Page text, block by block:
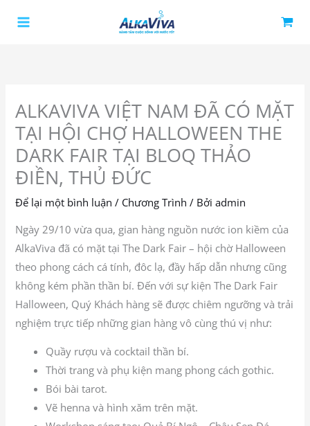
ALKAVIVA VIỆT NAM ĐÃ CÓ MẶT
TẠI HỘI CHỢ HALLOWEEN THE
DARK FAIR TẠI BLOQ THẢO
ĐIỀN, THỦ ĐỨC
Để lại một bình luận / Chương Trình / Bởiadmin
Ngày 29/10 vừa qua, gian hàng nguồn nước ion kiềm của
AlkaViva đã có mặt tại The Dark Fair – hội chờ Halloween
theo phong cách cá tính, đôc lạ, đầy hấp dẫn nhưng cũng
không kém phần thần bí. Đến với sự kiện The Dark Fair
Halloween, Quý Khách hàng sẽ được chiêm ngưỡng và trải
nghiệm trực tiếp những gian hàng vô cùng thú vị như:
Quầy rượu và cocktail thần bí.
Thời trang và phụ kiện mang phong cách gothic.
Bói bài tarot.
Vẽ henna và hình xăm trên mặt.